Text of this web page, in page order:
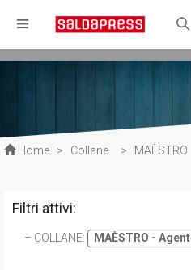
Home > Collane > MAÈSTRO
Filtri attivi:
COLLANE: MAÈSTRO -